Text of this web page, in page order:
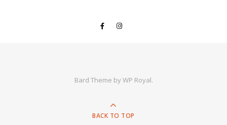
Bard Theme byWP Royal.
BACK TO TOP